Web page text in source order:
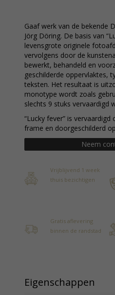
Gaaf werk van de bekende
Jörg Döring. De basis van
levensgrote originele
vervolgens door de
bewerkt, behandeld en
geschilderde oppervlaktes,
teksten. Het resultaat is
monotype wordt zoals
slechts 9 stuks vervaardigd
“Lucky fever” is
frame en doorgeschilderd
Neem
Vrijblijvend 1 week
thuis bezichtigen
Gratis aflevering
binnen de randstad
Eigenschappen